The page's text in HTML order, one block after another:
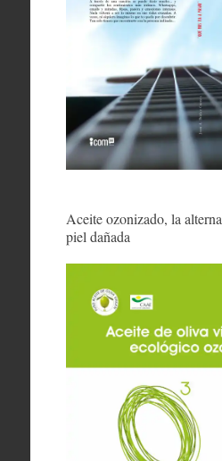
Aceite ozonizado, la
piel dañada